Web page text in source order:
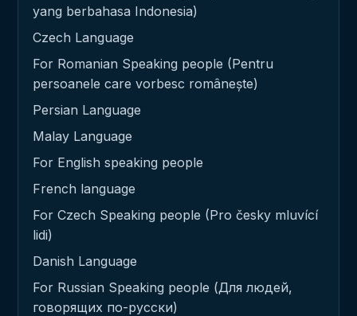
yang berbahasa Indonesia)
Czech Language
For Romanian Speaking people (Pentru
persoanele care vorbesc românește)
Persian Language
Malay Language
For English speaking people
French language
For Czech Speaking people (Pro česky mluvící
lidi)
Danish Language
For Russian Speaking people (Для людей,
говорящих по-русски)